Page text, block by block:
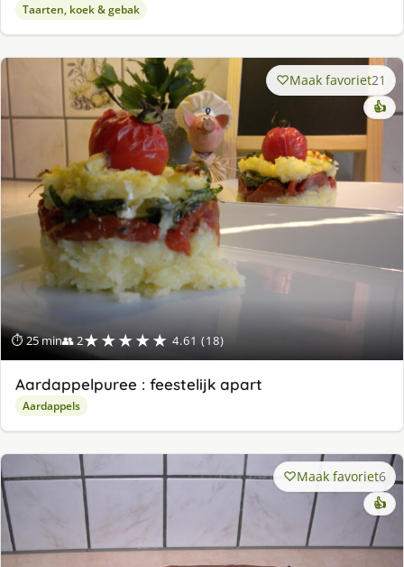
Taarten, koek & gebak
⏱ 25 min👥 2★★★★★ 4.61 (18)
Maak favoriet21
👍
Aardappelpuree : feestelijk apart
Aardappels
Maak favoriet6
👍